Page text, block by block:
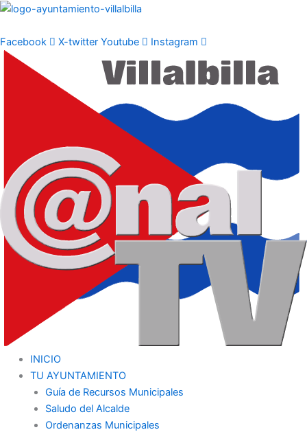
Ir
contenido
Facebook X-twitter Youtube Instagram
INICIO
TU AYUNTAMIENTO
Guía de Recursos Municipales
Saludo del Alcalde
Ordenanzas Municipales